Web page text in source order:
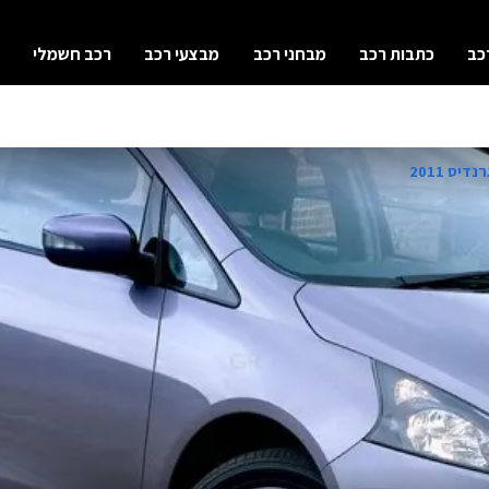
כתבות רכב מבחני רכב מבצעי רכב רכב חשמלי
2011